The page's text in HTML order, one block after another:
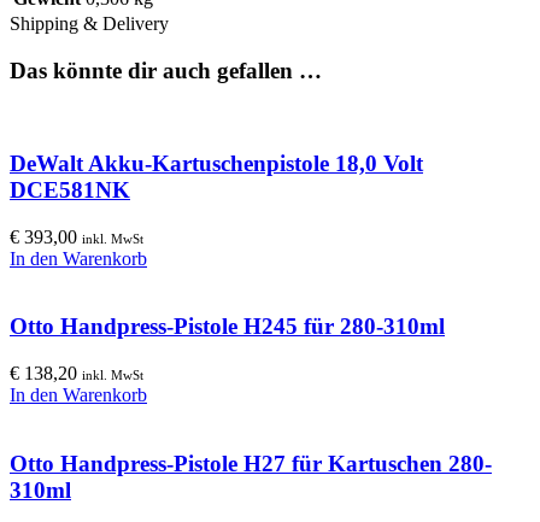
Shipping & Delivery
Das könnte dir auch gefallen …
DeWalt Akku-Kartuschenpistole 18,0 Volt
DCE581NK
€ 393,00 inkl. MwSt
In den Warenkorb
Otto Handpress-Pistole H245 für 280-310ml
€ 138,20 inkl. MwSt
In den Warenkorb
Otto Handpress-Pistole H27 für Kartuschen 280-
310ml